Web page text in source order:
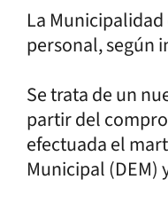
La
personal, según
Se trata de un
partir del
efectuada el
Municipal (DEM)